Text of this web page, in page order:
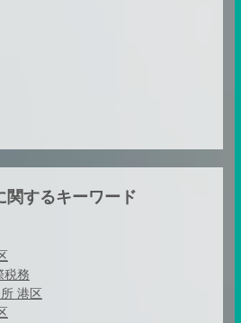
関するキーワード
税務
港区